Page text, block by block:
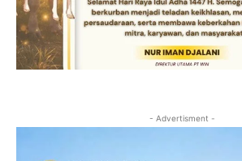
- Advertisment -